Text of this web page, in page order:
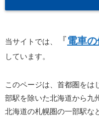
当サイトでは、 『電車
しています。
このページは、首都圏をは
部駅を除いた北海道から九
北海道の札幌圏の一部駅な